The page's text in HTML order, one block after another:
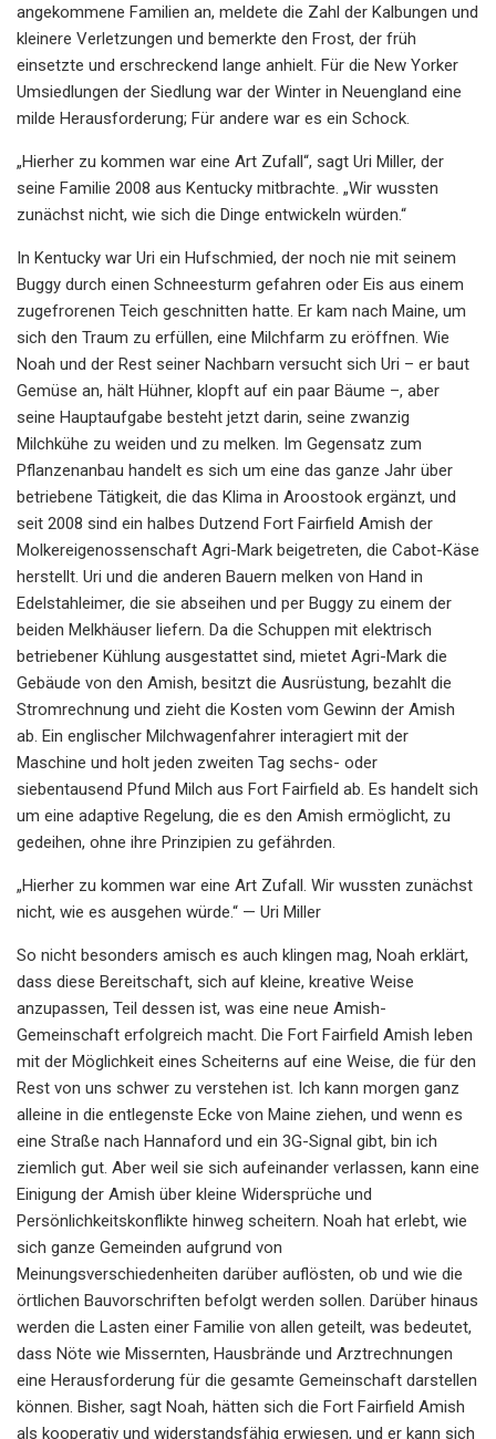
angekommene Familien an, meldete die Zahl der Kalbungen und
kleinere Verletzungen und bemerkte den Frost, der früh
einsetzte und erschreckend lange anhielt. Für die New Yorker
Umsiedlungen der Siedlung war der Winter in Neuengland eine
milde Herausforderung; Für andere war es ein Schock.
„Hierher zu kommen war eine Art Zufall“, sagt Uri Miller, der
seine Familie 2008 aus Kentucky mitbrachte. „Wir wussten
zunächst nicht, wie sich die Dinge entwickeln würden.“
In Kentucky war Uri ein Hufschmied, der noch nie mit seinem
Buggy durch einen Schneesturm gefahren oder Eis aus einem
zugefrorenen Teich geschnitten hatte. Er kam nach Maine, um
sich den Traum zu erfüllen, eine Milchfarm zu eröffnen. Wie
Noah und der Rest seiner Nachbarn versucht sich Uri – er baut
Gemüse an, hält Hühner, klopft auf ein paar Bäume –, aber
seine Hauptaufgabe besteht jetzt darin, seine zwanzig
Milchkühe zu weiden und zu melken. Im Gegensatz zum
Pflanzenanbau handelt es sich um eine das ganze Jahr über
betriebene Tätigkeit, die das Klima in Aroostook ergänzt, und
seit 2008 sind ein halbes Dutzend Fort Fairfield Amish der
Molkereigenossenschaft Agri-Mark beigetreten, die Cabot-Käse
herstellt. Uri und die anderen Bauern melken von Hand in
Edelstahleimer, die sie abseihen und per Buggy zu einem der
beiden Melkhäuser liefern. Da die Schuppen mit elektrisch
betriebener Kühlung ausgestattet sind, mietet Agri-Mark die
Gebäude von den Amish, besitzt die Ausrüstung, bezahlt die
Stromrechnung und zieht die Kosten vom Gewinn der Amish
ab. Ein englischer Milchwagenfahrer interagiert mit der
Maschine und holt jeden zweiten Tag sechs- oder
siebentausend Pfund Milch aus Fort Fairfield ab. Es handelt sich
um eine adaptive Regelung, die es den Amish ermöglicht, zu
gedeihen, ohne ihre Prinzipien zu gefährden.
„Hierher zu kommen war eine Art Zufall. Wir wussten zunächst
nicht, wie es ausgehen würde.“ — Uri Miller
So nicht besonders amisch es auch klingen mag, Noah erklärt,
dass diese Bereitschaft, sich auf kleine, kreative Weise
anzupassen, Teil dessen ist, was eine neue Amish-
Gemeinschaft erfolgreich macht. Die Fort Fairfield Amish leben
mit der Möglichkeit eines Scheiterns auf eine Weise, die für den
Rest von uns schwer zu verstehen ist. Ich kann morgen ganz
alleine in die entlegenste Ecke von Maine ziehen, und wenn es
eine Straße nach Hannaford und ein 3G-Signal gibt, bin ich
ziemlich gut. Aber weil sie sich aufeinander verlassen, kann eine
Einigung der Amish über kleine Widersprüche und
Persönlichkeitskonflikte hinweg scheitern. Noah hat erlebt, wie
sich ganze Gemeinden aufgrund von
Meinungsverschiedenheiten darüber auflösten, ob und wie die
örtlichen Bauvorschriften befolgt werden sollen. Darüber hinaus
werden die Lasten einer Familie von allen geteilt, was bedeutet,
dass Nöte wie Missernten, Hausbrände und Arztrechnungen
eine Herausforderung für die gesamte Gemeinschaft darstellen
können. Bisher, sagt Noah, hätten sich die Fort Fairfield Amish
als kooperativ und widerstandsfähig erwiesen, und er kann sich